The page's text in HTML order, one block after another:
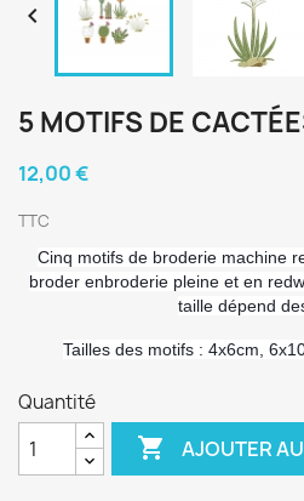

5 MOTIFS DE
12,00 €
TTC
Cinq motifs de broderie machine
broder enbroderie pleine et en
taille dépend
Tailles des motifs : 4x6cm,
Quantité
 AJOUTER